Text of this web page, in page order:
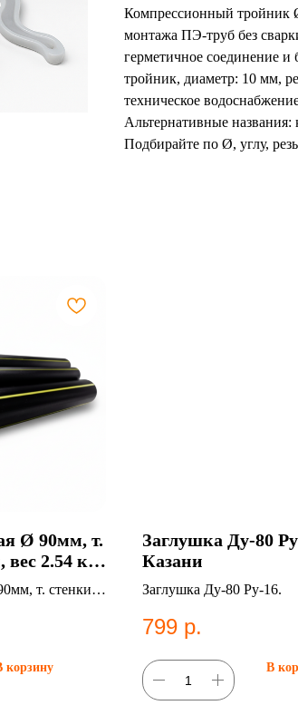
Компрессионный тройник
монтажа ПЭ-труб без
герметичное соединение
тройник, диаметр: 10 мм,
техническое
Альтернативные
Подбирайте по Ø, углу,
Ø 90мм, т.
2.54 кг,
т. стенки:
корзину
Заглушка Ду-80
Казани
Заглушка Ду-80 Ру-16.
799 р.
В